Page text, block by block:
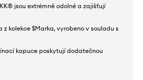
jsou extrémně odolné a zajišťují
z kolekce $Marka, vyrobeno v souladu s
kapuce poskytují dodatečnou